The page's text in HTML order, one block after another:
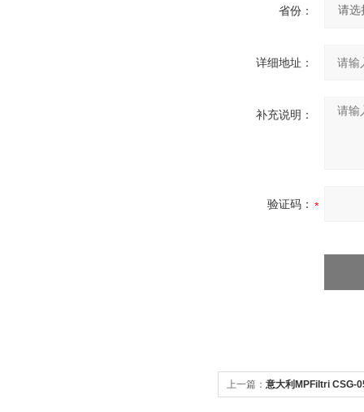
省份：
详细地址：
补充说明：
验证码：
上一篇： 意大利MPFiltri CSG-